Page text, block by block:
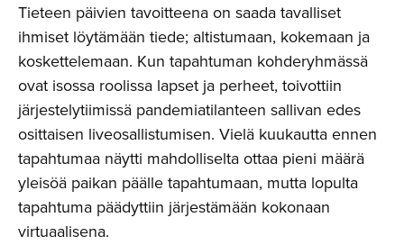
Tieteen päivien tavoitteena on saada tavalliset
ihmiset löytämään tiede; altistumaan, kokemaan ja
koskettelemaan. Kun tapahtuman kohderyhmässä
ovat isossa roolissa lapset ja perheet, toivottiin
järjestelytiimissä pandemiatilanteen sallivan edes
osittaisen liveosallistumisen. Vielä kuukautta ennen
tapahtumaa näytti mahdolliselta ottaa pieni määrä
yleisöä paikan päälle tapahtumaan, mutta lopulta
tapahtuma päädyttiin järjestämään kokonaan
virtuaalisena.